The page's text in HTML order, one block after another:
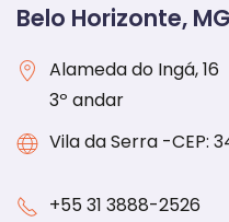
Belo Horizonte, MG
Alameda do Ingá, 16
3º andar
Vila da Serra -CEP:
+55 31 3888-2526